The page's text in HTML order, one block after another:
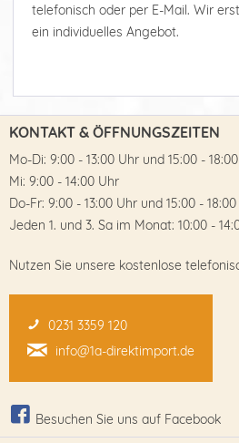
telefonisch oder per E-Mail. Wir
ein individuelles Angebot.
KONTAKT & ÖFFNUNGSZEITEN
Mo-Di: 9:00 - 13:00 Uhr und 15:00 -
Mi: 9:00 - 14:00 Uhr
Do-Fr: 9:00 - 13:00 Uhr und 15:00 -
Jeden 1. und 3. Sa im Monat: 10:00 -
Nutzen Sie unsere kostenlose
0231 3359 120
info@1a-direktimport.de
Besuchen Sie uns auf Facebook